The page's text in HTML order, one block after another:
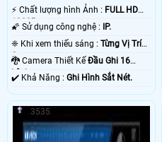
️⚡ Chất lượng hình Ảnh : FULL HD
1080P .
🌠 Sử dụng công nghệ : IP.
❈ Khi xem thiếu sáng : Từng Vị Trí
Camera .
🐉️ Camera Thiết KếĐầu Ghi 16
kênh.
️✔️ Khả Năng : Ghi Hình Sắt Nét.
3535